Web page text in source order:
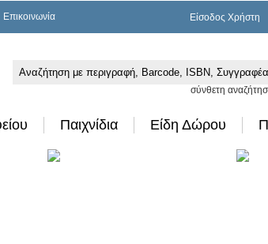
Επικοινωνία Είσοδος Χρήστη
σύνθετη
Παιχνίδια Είδη Δώρου